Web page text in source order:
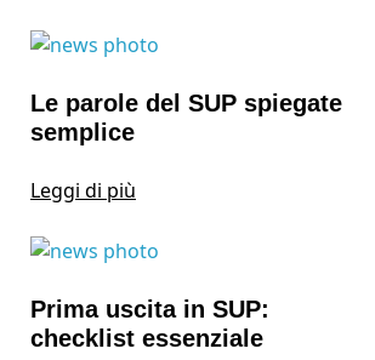
Le parole del SUP spiegate
semplice
Leggi di più
Prima uscita in SUP:
checklist essenziale